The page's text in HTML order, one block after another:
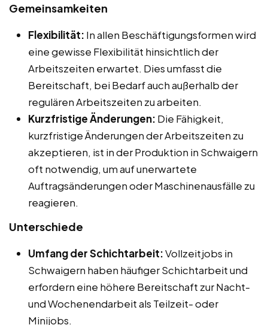
Gemeinsamkeiten
Flexibilität: In allen Beschäftigungsformen wird
eine gewisse Flexibilität hinsichtlich der
Arbeitszeiten erwartet. Dies umfasst die
Bereitschaft, bei Bedarf auch außerhalb der
regulären Arbeitszeiten zu arbeiten.
Kurzfristige Änderungen: Die Fähigkeit,
kurzfristige Änderungen der Arbeitszeiten zu
akzeptieren, ist in der Produktion in Schwaigern
oft notwendig, um auf unerwartete
Auftragsänderungen oder Maschinenausfälle zu
reagieren.
Unterschiede
Umfang der Schichtarbeit:Vollzeitjobs in
Schwaigern haben häufiger Schichtarbeit und
erfordern eine höhere Bereitschaft zur Nacht-
und Wochenendarbeit als Teilzeit- oder
Minijobs.